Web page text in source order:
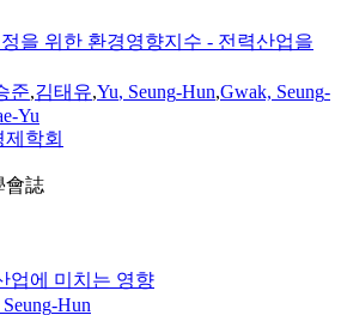
을 위한 환경영향지수 - 전력산업을
준,김태유,Yu, Seung-Hun,Gwak, Seung-
Yu
학회
會誌
업에 미치는 영향
Seung-Hun